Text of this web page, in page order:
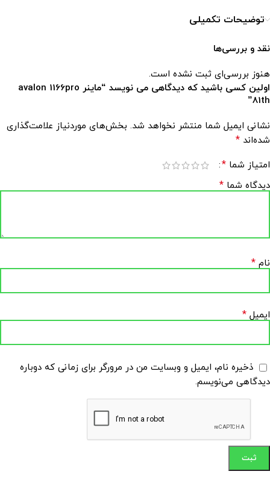
توضیحات تکمیلی
نقد و بررسی‌ها
هنوز بررسی‌ای ثبت نشده است.
اولین کسی باشید که دیدگاهی می نویسد “ماینر avalon 1166pro
81th”
نشانی ایمیل شما منتشر نخواهد شد. بخش‌های موردنیاز علامت‌گذاری
شده‌اند *
امتیاز شما *
دیدگاه شما *
نام *
ایمیل *
ذخیره نام، ایمیل و وبسایت من در مرورگر برای زمانی که دوباره
دیدگاهی می‌نویسم.